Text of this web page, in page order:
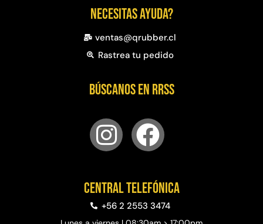
Necesitas ayuda?
ventas@qrubber.cl
Rastrea tu pedido
Búscanos en RRSS
Central telefónica
+56 2 2553 3474